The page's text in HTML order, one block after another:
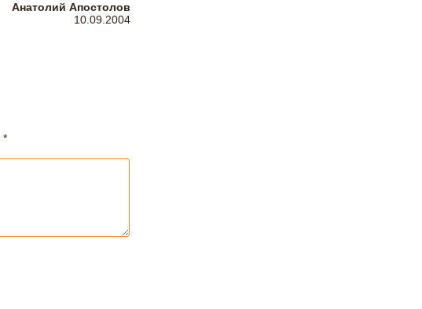
Анатолий Апостолов
10.09.2004
*